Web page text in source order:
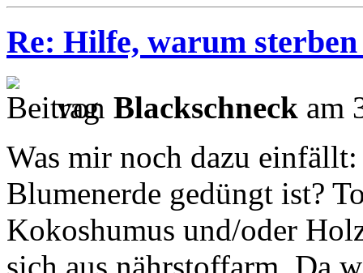
Re: Hilfe, warum sterben
von Blackschneck am
Was mir noch dazu
Blumenerde gedüngt ist?
Kokoshumus und/oder